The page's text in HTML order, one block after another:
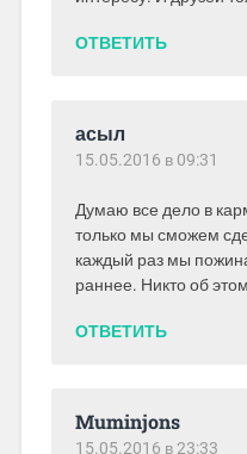
ОТВЕТИТЬ
асыл
15.05.2016 в 09:31
Думаю все дело в
только мы сможем
каждый раз мы
раннее. Никто об
ОТВЕТИТЬ
Muminjons
15.05.2016 в 23:33